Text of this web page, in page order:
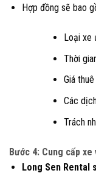
Hợp đồng sẽ bao
Loại xe
Thời
Giá
Các
Trách
Bước 4: Cung cấp xe
Long Sen Rental